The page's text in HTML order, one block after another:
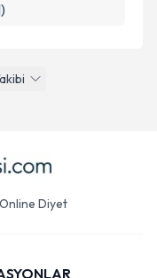
Online Diyet